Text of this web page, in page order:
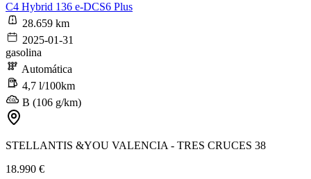
C4 Hybrid 136 e-DCS6 Plus
28.659 km
2025-01-31
gasolina
Automática
4,7 l/100km
B (106 g/km)
STELLANTIS &YOU VALENCIA - TRES CRUCES 38
18.990 €